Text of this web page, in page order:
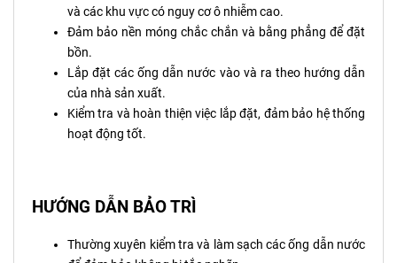
và các khu vực có nguy cơ ô nhiễm cao.
Đảm bảo nền móng chắc chắn và bằng phẳng để đặt
bồn.
Lắp đặt các ống dẫn nước vào và ra theo hướng dẫn
của nhà sản xuất.
Kiểm tra và hoàn thiện việc lắp đặt, đảm bảo hệ thống
hoạt động tốt.
HƯỚNG DẪN BẢO TRÌ
Thường xuyên kiểm tra và làm sạch các ống dẫn nước